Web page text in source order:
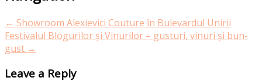
← Showroom Alexievici Couture în Bulevardul Unirii
Festivalul Blogurilor și Vinurilor – gusturi, vinuri și bun-
gust →
Leave a Reply